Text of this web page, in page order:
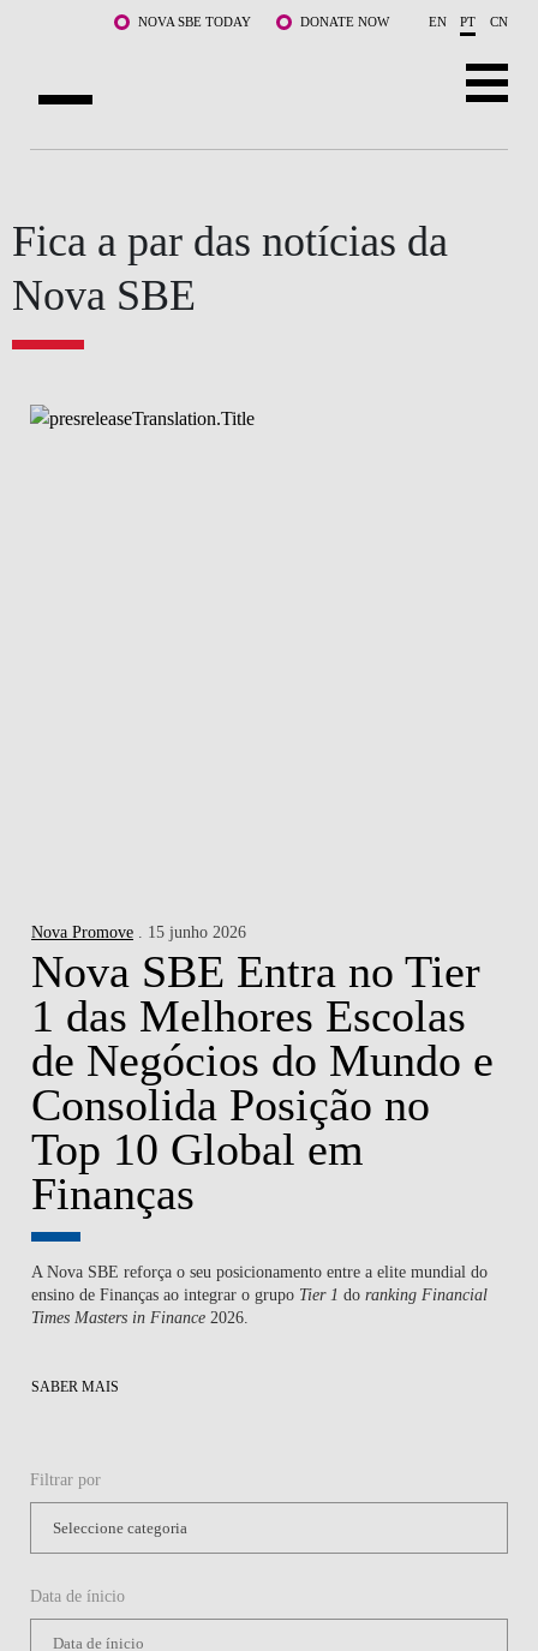
Saltar para o conteúdo principalNOVA SBE TODAY DONATE NOW EN PT CN
Fica a par das notícias da
Nova SBE
Nova Promove . 15 junho 2026
Nova SBE Entra no Tier
1 das Melhores Escolas
de Negócios do Mundo e
Consolida Posição no
Top 10 Global em
Finanças
A Nova SBE reforça o seu posicionamento entre a elite mundial do
ensino de Finanças ao integrar o grupo Tier 1 doranking Financial
Times Masters in Finance 2026.
SABER MAIS
Filtrar por
Data de ínicio